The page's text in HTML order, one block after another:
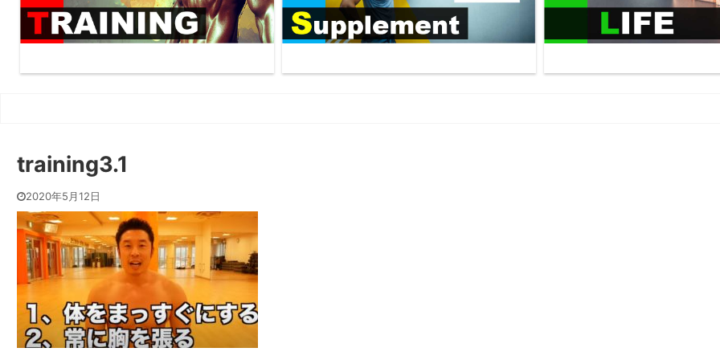
training3.1
2020年5月12日